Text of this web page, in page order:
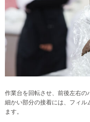
作業台を回転させ、前後左右の
細かい部分の接着には、フィル
ます。